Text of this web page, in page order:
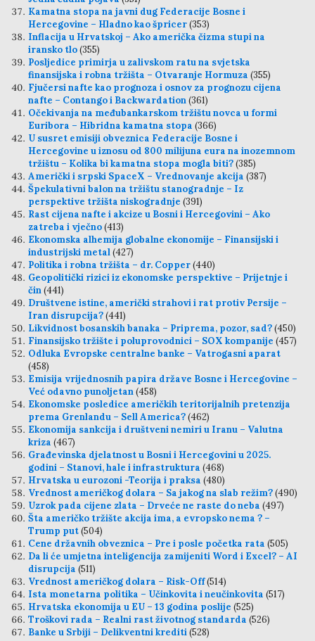
Kamatna stopa na javni dug Federacije Bosne i
Hercegovine – Hladno kao špricer(353)
Inflacija u Hrvatskoj – Ako američka čizma stupi na
iransko tlo(355)
Posljedice primirja u zalivskom ratu na svjetska
finansijska i robna tržišta – Otvaranje Hormuza (355)
Fjučersi nafte kao prognoza i osnov za prognozu cijena
nafte – Contango i Backwardation(361)
Očekivanja na međubankarskom tržištu novca u formi
Euribora – Hibridna kamatna stopa (366)
U susret emisiji obveznica Federacije Bosne i
Hercegovine u iznosu od 800 milijuna eura na inozemnom
tržištu – Kolika bi kamatna stopa mogla biti?(385)
Američki i srpski SpaceX – Vrednovanje akcija (387)
Špekulativni balon na tržištu stanogradnje – Iz
perspektive tržišta niskogradnje (391)
Rast cijena nafte i akcize u Bosni i Hercegovini – Ako
zatreba i vječno(413)
Ekonomska alhemija globalne ekonomije – Finansijski i
industrijski metal(427)
Politika i robna tržišta – dr. Copper(440)
Geopolitički rizici iz ekonomske perspektive – Prijetnje i
čin(441)
Društvene istine, američki strahovi i rat protiv Persije –
Iran disrupcija?(441)
Likvidnost bosanskih banaka – Priprema, pozor, sad?(450)
Finansijsko tržište i poluprovodnici – SOX kompanije (457)
Odluka Evropske centralne banke – Vatrogasni aparat
(458)
Emisija vrijednosnih papira države Bosne i Hercegovine –
Već odavno punoljetan(458)
Ekonomske posledice američkih teritorijalnih pretenzija
prema Grenlandu – Sell America?(462)
Ekonomija sankcija i društveni nemiri u Iranu – Valutna
kriza (467)
Građevinska djelatnost u Bosni i Hercegovini u 2025.
godini – Stanovi, hale i infrastruktura (468)
Hrvatska u eurozoni -Teorija i praksa (480)
Vrednost američkog dolara – Sa jakog na slab režim?(490)
Uzrok pada cijene zlata – Drveće ne raste do neba (497)
Šta američko tržište akcija ima, a evropsko nema ? –
Trump put(504)
Cene državnih obveznica – Pre i posle početka rata (505)
Da li će umjetna inteligencija zamijeniti Word i Excel? – AI
disrupcija (511)
Vrednost američkog dolara – Risk-Off(514)
Ista monetarna politika – Učinkovita i neučinkovita (517)
Hrvatska ekonomija u EU – 13 godina poslije (525)
Troškovi rada – Realni rast životnog standarda (526)
Banke u Srbiji – Delikventni krediti(528)